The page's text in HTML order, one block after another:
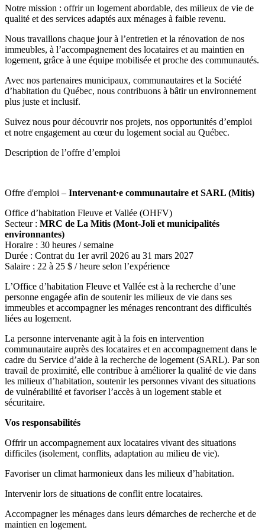
Notre mission : offrir un logement abordable, des milieux de vie de
qualité et des services adaptés aux ménages à faible revenu.
Nous travaillons chaque jour à l’entretien et la rénovation de nos
immeubles, à l’accompagnement des locataires et au maintien en
logement, grâce à une équipe mobilisée et proche des communautés.
Avec nos partenaires municipaux, communautaires et la Société
d’habitation du Québec, nous contribuons à bâtir un environnement
plus juste et inclusif.
Suivez nous pour découvrir nos projets, nos opportunités d’emploi
et notre engagement au cœur du logement social au Québec.
Description de l’offre d’emploi
Offre d'emploi – Intervenant·e communautaire et SARL (Mitis)
Office d’habitation Fleuve et Vallée (OHFV)
Secteur : MRC de La Mitis (Mont-Joli et municipalités
environnantes)
Horaire : 30 heures / semaine
Durée : Contrat du 1er avril 2026 au 31 mars 2027
Salaire : 22 à 25 $ / heure selon l’expérience
L’Office d’habitation Fleuve et Vallée est à la recherche d’une
personne engagée afin de soutenir les milieux de vie dans ses
immeubles et accompagner les ménages rencontrant des difficultés
liées au logement.
La personne intervenante agit à la fois en intervention
communautaire auprès des locataires et en accompagnement dans le
cadre du Service d’aide à la recherche de logement (SARL). Par son
travail de proximité, elle contribue à améliorer la qualité de vie dans
les milieux d’habitation, soutenir les personnes vivant des situations
de vulnérabilité et favoriser l’accès à un logement stable et
sécuritaire.
Vos responsabilités
Offrir un accompagnement aux locataires vivant des situations
difficiles (isolement, conflits, adaptation au milieu de vie).
Favoriser un climat harmonieux dans les milieux d’habitation.
Intervenir lors de situations de conflit entre locataires.
Accompagner les ménages dans leurs démarches de recherche et de
maintien en logement.